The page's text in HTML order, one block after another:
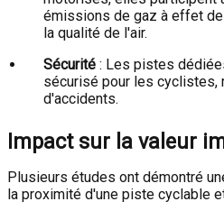
émissions de gaz à effet
la qualité de l'air.
Sécurité : Les pistes
sécurisé pour les cyclistes,
d'accidents.
Impact sur la valeur
Plusieurs études ont démontré
la proximité d'une piste cyclable